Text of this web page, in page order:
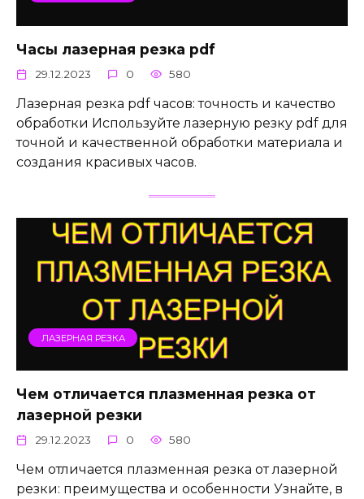
Часы лазерная резка pdf
29.12.2023 0 580
Лазерная резка pdf часов: точность и качество
обработки Используйте лазерную резку pdf для
точной и качественной обработки материала и
создания красивых часов.
ЛАЗЕРНАЯ РЕЗКА
Чем отличается плазменная резка от
лазерной резки
29.12.2023 0 580
Чем отличается плазменная резка от лазерной
резки: преимущества и особенности Узнайте, в